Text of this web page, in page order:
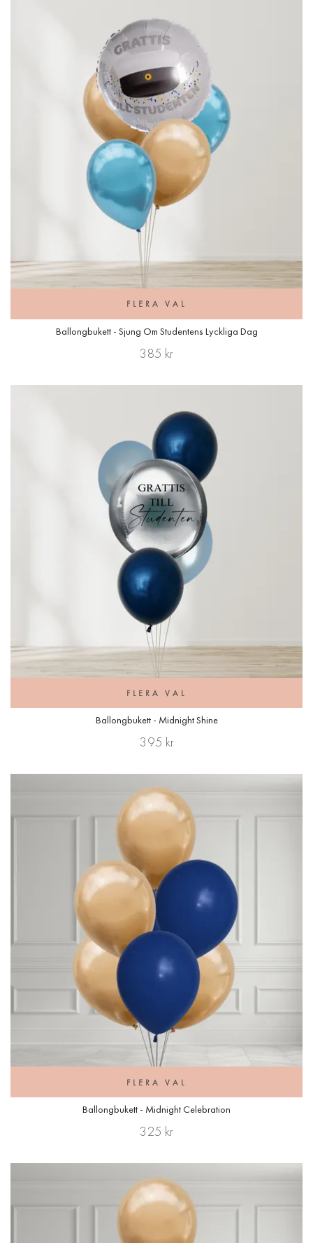
FLERA VAL
Ballongbukett - Sjung Om Studentens Lyckliga Dag
385 kr
FLERA VAL
Ballongbukett - Midnight Shine
395 kr
FLERA VAL
Ballongbukett - Midnight Celebration
325 kr